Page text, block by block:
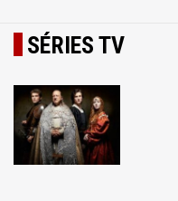
SÉRIES TV